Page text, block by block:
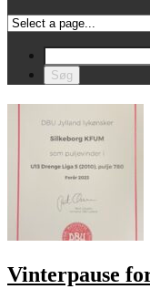
Vinterpause